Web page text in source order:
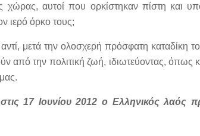
χώρας, αυτοί που ορκίστηκαν πίστη και
ιερό όρκο τους;
αντί, μετά την ολοσχερή πρόσφατη
από την πολιτική ζωή, ιδιωτεύοντας,
17 Ιουνίου 2012 ο Ελληνικός λαός